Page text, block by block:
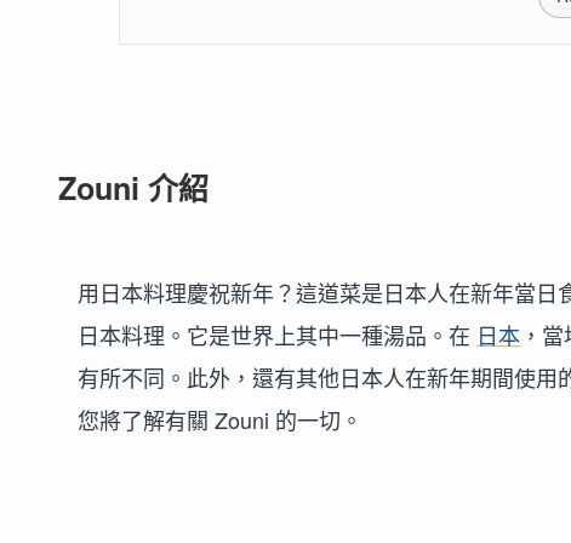
Zouni 介紹
用日本料理慶祝新年？這道菜是日本人在新年當
日本料理。它是世界上其中一種湯品。在 日本 ，
有所不同。此外，還有其他日本人在新年期間使用
您將了解有關 Zouni 的一切。